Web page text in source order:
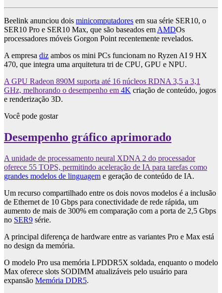
Beelink anunciou dois minicomputadores em sua série SER10, o
SER10 Pro e SER10 Max, que são baseados emAMDOs
processadores móveis Gorgon Point recentemente revelados.
A empresa diz ambos os mini PCs funcionam no Ryzen AI 9 HX
470, que integra uma arquitetura tri de CPU, GPU e NPU.
A GPU Radeon 890M suporta até 16 núcleos RDNA 3,5 a 3,1
GHz, melhorando o desempenho em 4K criação de conteúdo, jogos
e renderização 3D.
Você pode gostar
Desempenho gráfico aprimorado
A unidade de processamento neural XDNA 2 do processador
oferece 55 TOPS, permitindo aceleração de IA para tarefas como
grandes modelos de linguagem e geração de conteúdo de IA.
Um recurso compartilhado entre os dois novos modelos é a inclusão
de Ethernet de 10 Gbps para conectividade de rede rápida, um
aumento de mais de 300% em comparação com a porta de 2,5 Gbps
no SER9 série.
A principal diferença de hardware entre as variantes Pro e Max está
no design da memória.
O modelo Pro usa memória LPDDR5X soldada, enquanto o modelo
Max oferece slots SODIMM atualizáveis ​​pelo usuário para
expansão Memória DDR5.